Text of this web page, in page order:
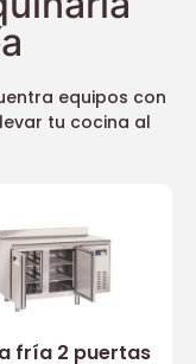
equipos con
tu cocina al
fría 2 puertas